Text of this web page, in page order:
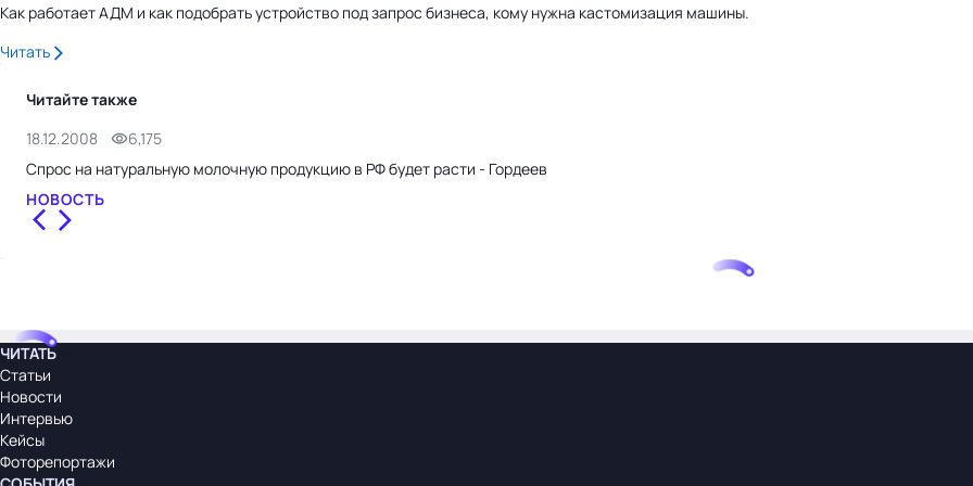
Как работает АДМ и как подобрать устройство под запрос бизнеса, кому нужна кастомизация машины.
Читать
Читайте также
18.12.2008
6,175
Спрос на натуральную молочную продукцию в РФ будет расти - Гордеев
НОВОСТЬ
ЧИТАТЬ
Статьи
Новости
Интервью
Кейсы
Фоторепортажи